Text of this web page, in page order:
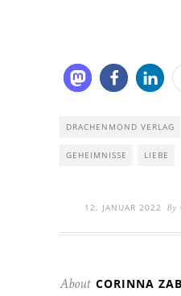
DRACHENMOND VERLAG
GEHEIMNISSE LIEBE
12. JANUAR 2022 By
About CORINNA